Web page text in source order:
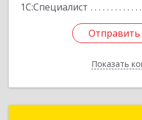
1С:Специалист
Отправить
Показать
Отправить
Назад